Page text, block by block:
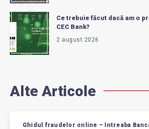
Ce trebuie făcut dacă am o
CEC Bank?
2 august 2026
Alte Articole
Ghidul fraudelor online – Intreaba